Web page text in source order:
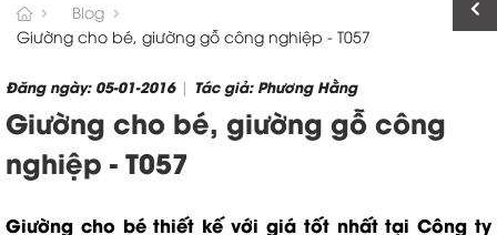
Blog
Giường cho bé, giường gỗ công nghiệp - T057
Đăng ngày: 05-01-2016| Tác giả: Phương Hằng
Giường cho bé, giường gỗ công
nghiệp - T057
Giường cho bé thiết kế với giá tốt nhất tại Công ty